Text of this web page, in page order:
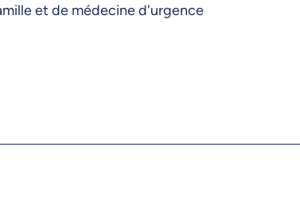
et de médecine d'urgence